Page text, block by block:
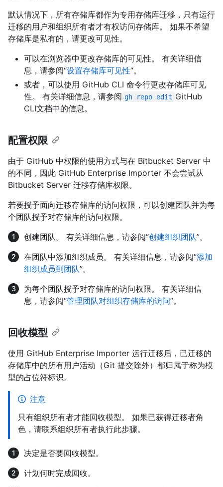
默认情况下，所有存储库都作为专用存储库迁移，只有运行
迁移的用户和组织所有者才有权访问存储库。 如果不希望
存储库是私有的，请更改可见性。
可以在浏览器中更改存储库的可见性。 有关详细信
息，请参阅“设置存储库可见性”。
或者，可以使用 GitHub CLI 命令行更改存储库可见
性。 有关详细信息，请参阅 gh repo edit GitHub
CLI文档中的信息。
配置权限
由于 GitHub 中权限的使用方式与在 Bitbucket Server 中
的不同，因此 GitHub Enterprise Importer 不会尝试从
Bitbucket Server 迁移存储库权限。
若要授予面向迁移存储库的访问权限，可以创建团队并为每
个团队授予对存储库的访问权限。
创建团队。 有关详细信息，请参阅“创建组织团队”。
在团队中添加组织成员。 有关详细信息，请参阅“添加
组织成员到团队”。
为每个团队授予对存储库的访问权限。 有关详细信
息，请参阅“管理团队对组织存储库的访问”。
回收模型
使用 GitHub Enterprise Importer 运行迁移后，已迁移的
存储库中的所有用户活动（Git 提交除外）都归属于称为模
型的占位符标识。
注意
只有组织所有者才能回收模型。 如果已获得迁移者角
色，请联系组织所有者执行此步骤。
决定是否要回收模型。
计划何时完成回收。